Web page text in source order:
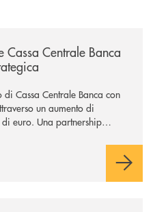
Centrale Banca
di Cassa Centrale Banca con
un aumento di
euro. Una partnership
per ampliare l’offerta e